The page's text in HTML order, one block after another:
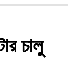
চালু